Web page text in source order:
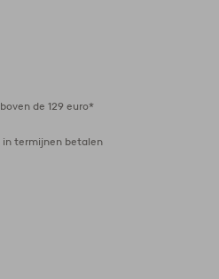
de 129 euro*
termijnen betalen